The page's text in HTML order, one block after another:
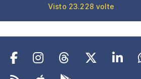
Visto 23.228 volte